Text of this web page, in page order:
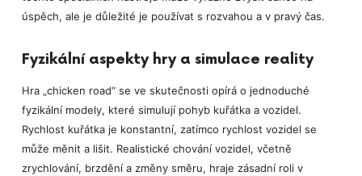
úspěch, ale je důležité je používat s rozvahou a v pravý čas.
Fyzikální aspekty hry a simulace reality
Hra „chicken road“ se ve skutečnosti opírá o jednoduché
fyzikální modely, které simulují pohyb kuřátka a vozidel.
Rychlost kuřátka je konstantní, zatímco rychlost vozidel se
může měnit a lišit. Realistické chování vozidel, včetně
zrychlování, brzdění a změny směru, hraje zásadní roli v